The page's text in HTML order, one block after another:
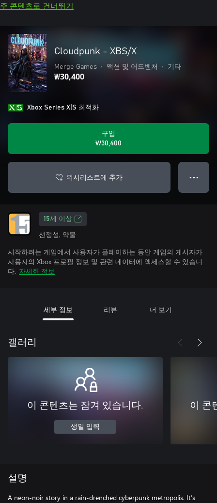
주 콘텐츠로 건너뛰기
Cloudpunk - XBS/X
Merge Games • 액션 및 어드벤처 • 기타
₩30,400
Xbox Series X|S 최적화
구입
₩30,400
위시리스트에 추가 ● ● ●
15세 이상
선정성, 약물
시작하려는 게임에서 사용자가 플레이하는 동안 게임의 게시자가
사용자의 Xbox 프로필 정보 및 관련 데이터에 액세스할 수 있습니
다. 자세한 정보
세부 정보 리뷰 더 보기
갤러리
이 콘텐츠는 잠겨 있습니다.
생일 입력
이 콘
설명
A neon-noir story in a rain-drenched cyberpunk metropolis. It’s